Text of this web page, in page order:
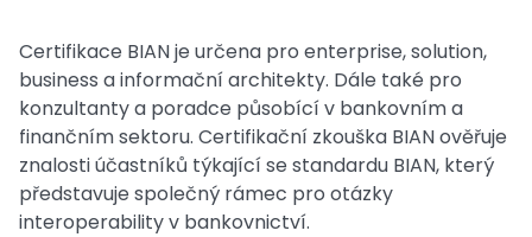
Certifikace BIAN je určena pro enterprise, solution,
business a informační architekty. Dále také pro
konzultanty a poradce působící v bankovním a
finančním sektoru. Certifikační zkouška BIAN ověřuje
znalosti účastníků týkající se standardu BIAN, který
představuje společný rámec pro otázky
interoperability v bankovnictví.